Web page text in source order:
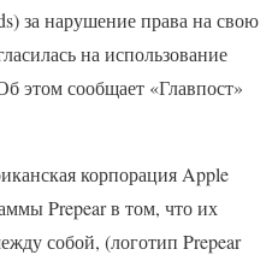
за нарушение права на свою
на использование
этом сообщает «Главпост»
корпорация Apple
Prepear в том, что их
собой, (логотип Prepear